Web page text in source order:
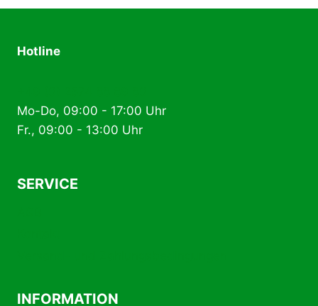
Hotline
Mo-Do, 09:00 - 17:00 Uhr
Fr., 09:00 - 13:00 Uhr
SERVICE
INFORMATION